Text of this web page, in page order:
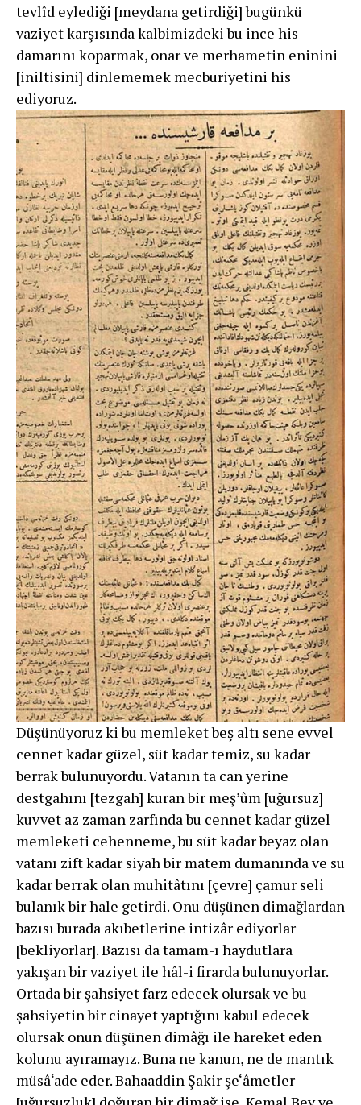
tevlîd eylediği [meydana getirdiği] bugünkü
vaziyet karşısında kalbimizdeki bu ince his
damarını koparmak, onar ve merhametin eninini
[iniltisini] dinlememek mecburiyetini his
ediyoruz.
Düşünüyoruz ki bu memleket beş altı sene evvel
cennet kadar güzel, süt kadar temiz, su kadar
berrak bulunuyordu. Vatanın ta can yerine
destgahını [tezgah] kuran bir meşʼûm [uğursuz]
kuvvet az zaman zarfında bu cennet kadar güzel
memleketi cehenneme, bu süt kadar beyaz olan
vatanı zift kadar siyah bir matem dumanında ve su
kadar berrak olan muhitâtını [çevre] çamur seli
bulanık bir hale getirdi. Onu düşünen dimağlardan
bazısı burada akıbetlerine intizâr ediyorlar
[bekliyorlar]. Bazısı da tamam-ı haydutlara
yakışan bir vaziyet ile hâl-i firarda bulunuyorlar.
Ortada bir şahsiyet farz edecek olursak ve bu
şahsiyetin bir cinayet yaptığını kabul edecek
olursak onun düşünen dimâğı ile hareket eden
kolunu ayıramayız. Buna ne kanun, ne de mantık
müsâ‘ade eder. Bahaaddin Şakir şe‘âmetler